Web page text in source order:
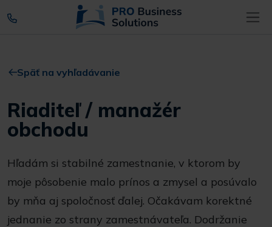
Späť na vyhľadávanie
Riaditeľ / manažér
obchodu
Hľadám si stabilné zamestnanie, v ktorom by
moje pôsobenie malo prínos a zmysel a posúvalo
by mňa aj spoločnosť ďalej. Očakávam korektné
jednanie zo strany zamestnávateľa. Dodržanie